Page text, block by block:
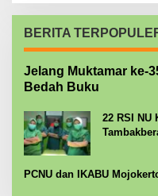
BERITA
Jelang Muktamar ke-
Bedah Buku
22 RSI NU
PCNU dan IKABU